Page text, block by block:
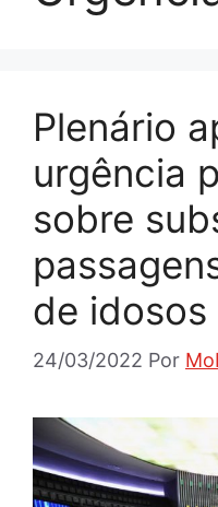
Plenário
urgência
sobre
de idosos
24/03/2022 Por